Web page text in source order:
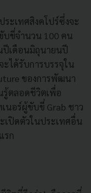
ระเทศสิงคโปร์ซึ่งจะ
ขี่จำนวน 100 คน
ปีเดือนมิถุนายนปี
ได้รับการบรรจุใน
ของการพัฒนา
รู้ตลอดชีวิตเพื่อ
นอร์ผู้ขับขี่ Grab ชาว
เปิดตัวในประเทศอื่น
รก